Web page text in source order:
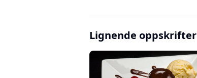
Lignende oppskrifter